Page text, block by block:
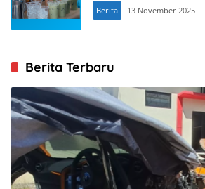
Berita 13 November 2025
Berita Terbaru